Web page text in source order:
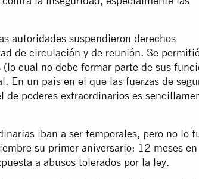
autoridades suspendieron derechos
de circulación y de reunión. Se
cual no debe formar parte de sus
En un país en el que las fuerzas de
poderes extraordinarios es
iban a ser temporales, pero no lo
su primer aniversario: 12 meses
a abusos tolerados por la ley.